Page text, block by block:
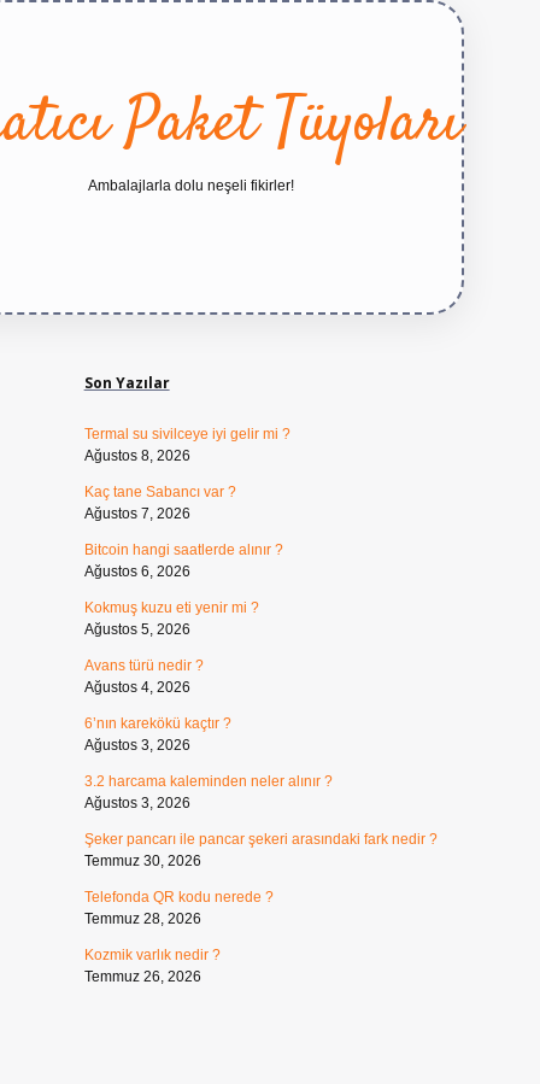
Paket Tüyoları
Ambalajlarla dolu neşeli fikirler!
Son Yazılar
Termal su sivilceye iyi gelir mi ?
Ağustos 8, 2026
Kaç tane Sabancı var ?
Ağustos 7, 2026
Bitcoin hangi saatlerde alınır ?
Ağustos 6, 2026
Kokmuş kuzu eti yenir mi ?
Ağustos 5, 2026
Avans türü nedir ?
Ağustos 4, 2026
6’nın karekökü kaçtır ?
Ağustos 3, 2026
3.2 harcama kaleminden neler alınır ?
Ağustos 3, 2026
Şeker pancarı ile pancar şekeri arasındaki fark nedir ?
Temmuz 30, 2026
Telefonda QR kodu nerede ?
Temmuz 28, 2026
Kozmik varlık nedir ?
Temmuz 26, 2026